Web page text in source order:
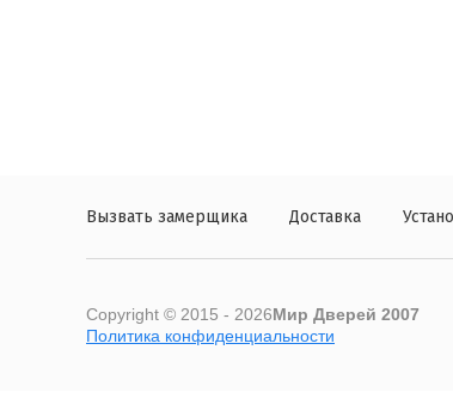
Вызвать замерщика Доставка
Copyright © 2015 - 2026Мир Дверей 2007
Политика конфиденциальности